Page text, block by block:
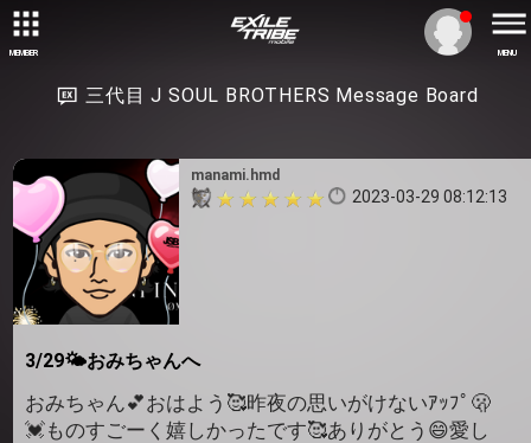
MEMBER MENU
三代目 J SOUL BROTHERS Message Board
manami.hmd
2023-03-29 08:12:13
3/29🌤おみちゃんへ
おみちゃん💕おはよう🥰昨夜の思いがけないｱｯﾌﾟ🫢
💓ものすごーく嬉しかったです🥰ありがとう😄愛し